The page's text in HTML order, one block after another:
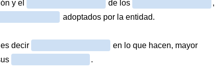
y el de los
adoptados por la entidad.
es decir
en lo que hacen, mayor
.